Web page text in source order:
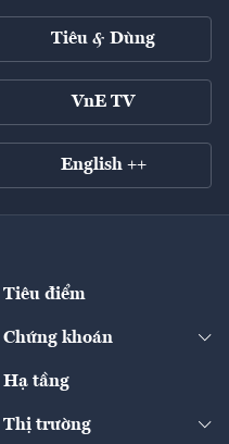
Tiêu & Dùng
VnE TV
English ++
Tiêu điểm
Chứng khoán
Doanh nghiệp niêm yết
Hạ tầng
Thị trường